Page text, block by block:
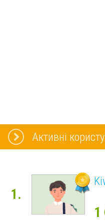
Активні
1.
1